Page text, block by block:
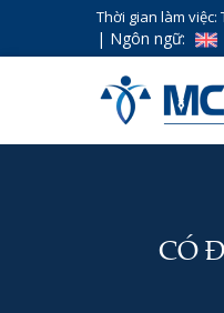
Thời gian làm việc:
| Ngôn ngữ:
CÓ